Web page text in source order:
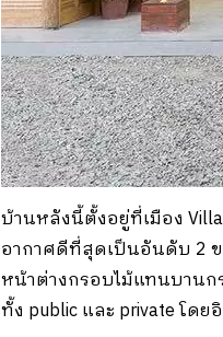
บ้านหลังนี้ตั้งอยู่ที่เมือง
อากาศดีที่สุดเป็นอันดับ 2
หน้าต่างกรอบไม้แทนบานก
ทั้ง public และ private โด